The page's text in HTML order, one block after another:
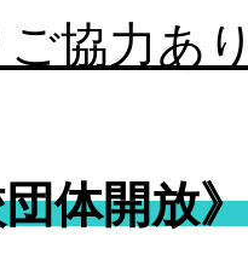
協力あ
体開放》